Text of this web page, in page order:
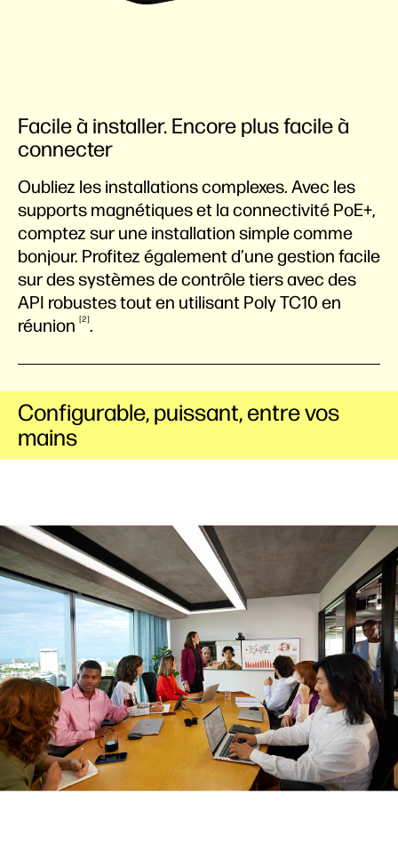
Facile à installer. Encore plus facile à
connecter
Oubliez les installations complexes. Avec les
supports magnétiques et la connectivité PoE+,
comptez sur une installation simple comme
bonjour. Profitez également d’une gestion facile
sur des systèmes de contrôle tiers avec des
API robustes tout en utilisant Poly TC10 en
réunion
2 .
Configurable, puissant, entre vos
mains